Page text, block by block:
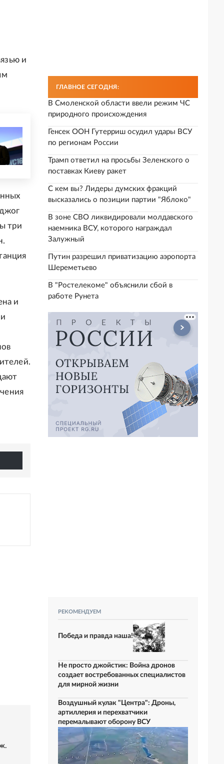
и
три
и
ГЛАВНОЕ СЕГОДНЯ:
В Смоленской области ввели режим ЧС
природного происхождения
Генсек ООН Гутерриш осудил удары ВСУ
по регионам России
Трамп ответил на просьбы Зеленского о
поставках Киеву ракет
С кем вы? Лидеры думских фракций
высказались о позиции партии "Яблоко"
В зоне СВО ликвидировали молдавского
наемника ВСУ, которого награждал
Залужный
Путин разрешил приватизацию аэропорта
Шереметьево
В "Ростелекоме" объяснили сбой в
работе Рунета
РЕКОМЕНДУЕМ
Победа и правда наша!
Не просто джойстик: Война дронов
создает востребованных специалистов
для мирной жизни
Воздушный кулак "Центра": Дроны,
артиллерия и перехватчики
перемалывают оборону ВСУ